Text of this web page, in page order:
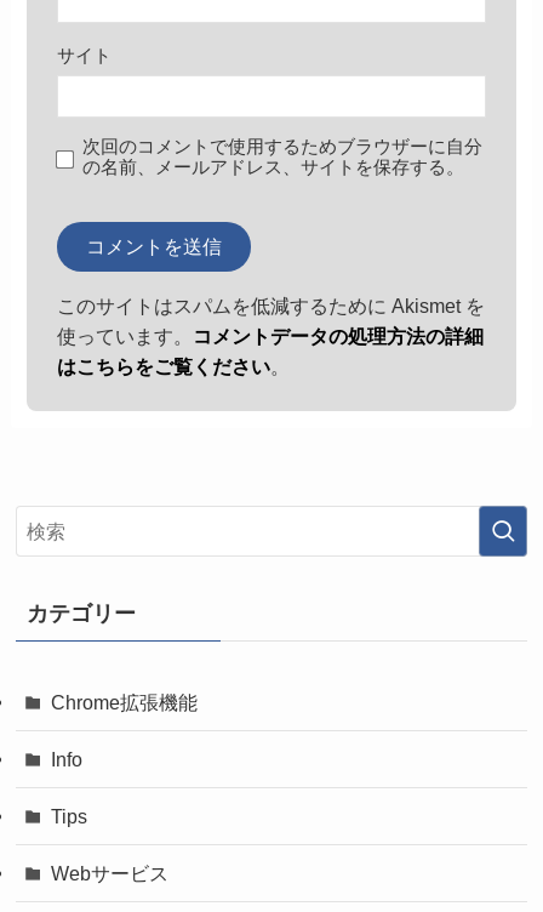
サイト
次回のコメントで使用するためブラウザーに自分
の名前、メールアドレス、サイトを保存する。
このサイトはスパムを低減するために Akismet を
使っています。
コメントデータの処理方法の詳細
はこちらをご覧ください。
カテゴリー
Chrome拡張機能
Info
Tips
Webサービス